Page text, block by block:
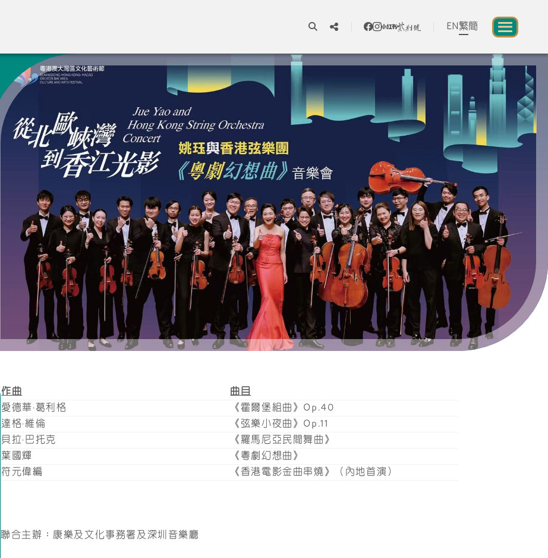
EN 繁簡
A
關於我們
一所讓公眾體驗中華文化的新場館
中華文化節 2026
展覽及活動
資源
合作夥伴
聯絡我們
作曲
曲目
愛德華·葛利格
《霍爾堡組曲》 Op.40
達格·維倫
《弦樂小夜曲》 Op.11
貝拉·巴托克
《羅馬尼亞民間舞曲》
葉國輝
《粵劇幻想曲》
符元偉編
《香港電影金曲串燒》（內地首演）
聯合主辦：康樂及文化事務署及深圳音樂廳